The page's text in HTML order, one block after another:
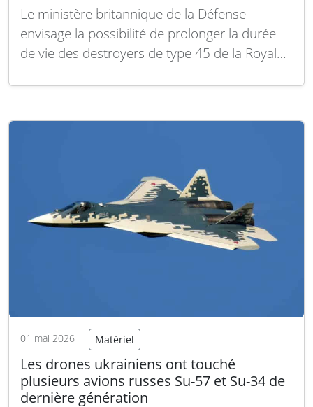
Le ministère britannique de la Défense
envisage la possibilité de prolonger la durée
de vie des destroyers de type 45 de la Royal
planification détaillée de la transition, n’est pas
01 mai 2026 Matériel
Les drones ukrainiens ont touché
plusieurs avions russes Su-57 et Su-34 de
dernière génération